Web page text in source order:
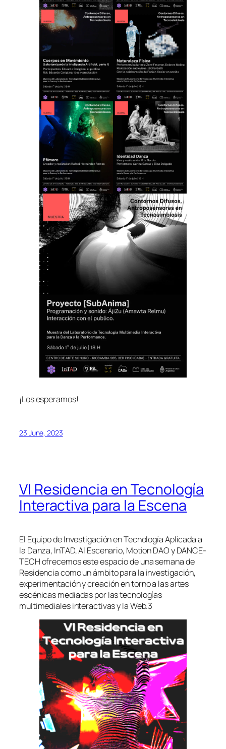
¡Los esperamos!
23 June, 2023
VI Residencia en Tecnología
Interactiva para la Escena
El Equipo de Investigación en Tecnología Aplicada a
la Danza, InTAD, Al Escenario, Motion DAO y DANCE-
TECH ofrecemos este espacio de una semana de
Residencia como un ámbito para la investigación,
experimentación y creación en torno a las artes
escénicas mediadas por las tecnologías
multimediales interactivas y la Web.3